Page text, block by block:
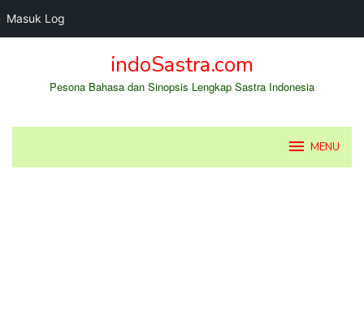
Masuk Log
indoSastra.com
Pesona Bahasa dan Sinopsis Lengkap Sastra Indonesia
MENU